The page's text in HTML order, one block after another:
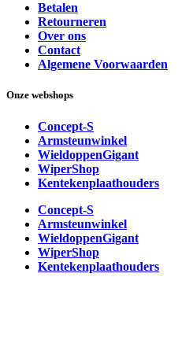
Betalen
Retourneren
Over ons
Contact
Algemene Voorwaarden
Onze webshops
Concept-S
Armsteunwinkel
WieldoppenGigant
WiperShop
Kentekenplaathouders
Concept-S
Armsteunwinkel
WieldoppenGigant
WiperShop
Kentekenplaathouders